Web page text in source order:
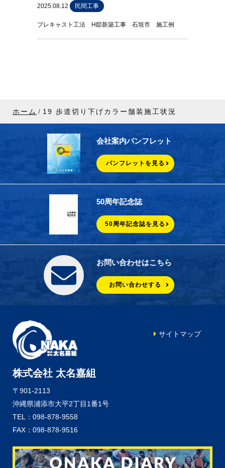
2025.08.12 民間工事
プレキャスト工法 H邸新築工事 石垣市 施工例
ホーム 19 歩道切り下げカラー舗装施工状況
会社案内パンフレット
パンフレットを見る
50周年記念誌
50周年記念誌を見る
お問い合わせはこちら
お問い合わせする
株式会社 太名嘉組
〒901-2113
沖縄県浦添市大平2丁目1番1号
TEL：098-878-9558
FAX：098-878-9516
サイトマップ